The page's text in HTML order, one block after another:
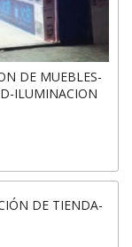
DE MUEBLES-
ILUMINACION
DE TIENDA-